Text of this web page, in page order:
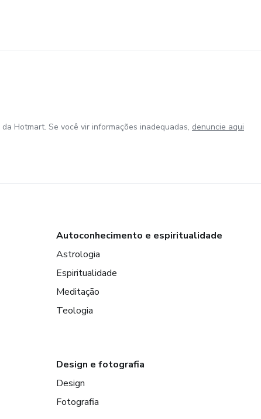
Hotmart. Se você vir informações inadequadas, denuncie aqui
Autoconhecimento e espiritualidade
Astrologia
Espiritualidade
Meditação
Teologia
Design e fotografia
Design
Fotografia